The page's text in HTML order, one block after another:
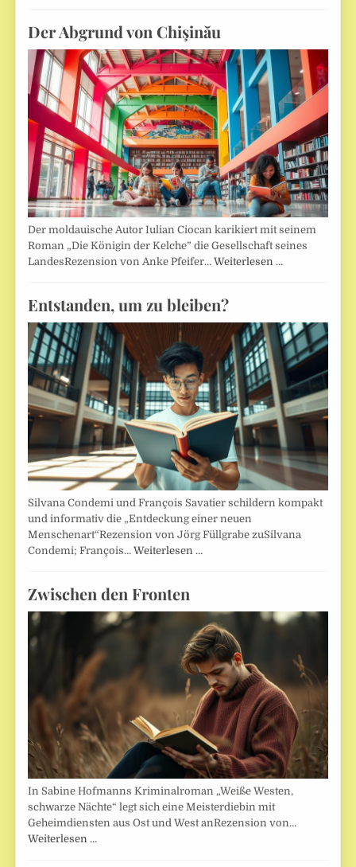
Der Abgrund von Chişinău
Der moldauische Autor Iulian Ciocan karikiert mit seinem
Roman „Die Königin der Kelche” die Gesellschaft seines
LandesRezension von Anke Pfeifer…Weiterlesen …
Entstanden, um zu bleiben?
Silvana Condemi und François Savatier schildern kompakt
und informativ die „Entdeckung einer neuen
Menschenart“Rezension von Jörg Füllgrabe zuSilvana
Condemi; François…Weiterlesen …
Zwischen den Fronten
In Sabine Hofmanns Kriminalroman „Weiße Westen,
schwarze Nächte“ legt sich eine Meisterdiebin mit
Geheimdiensten aus Ost und West anRezension von…
Weiterlesen …